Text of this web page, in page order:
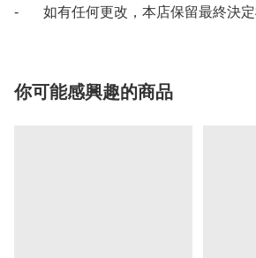
- 如有任何更改，本店保留最終決定
你可能感興趣的商品